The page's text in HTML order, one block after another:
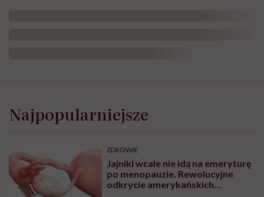
Najpopularniejsze
ZDROWIE
Jajniki wcale nie idą na emeryturę
po menopauzie. Rewolucyjne
odkrycie amerykańskich